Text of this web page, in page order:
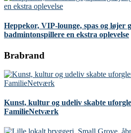
Heppekor, VIP-lounge, spas og løjer
badmintonspillere en ekstra oplevelse
Brabrand
Kunst, kultur og udeliv skabte
FamilieNetværk